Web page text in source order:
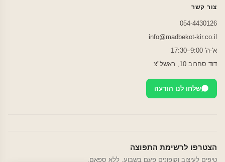
צור קשר
054-4430126
info@madbekot-kir.co.il
א'-ה' 9:00–17:30
דוד סחרוב 10, ראשל"צ
שלחו לנו הודעה
הצטרפו לרשימת התפוצה
טיפים לעיצוב וקופונים פעם בשבוע. ללא ספאם.